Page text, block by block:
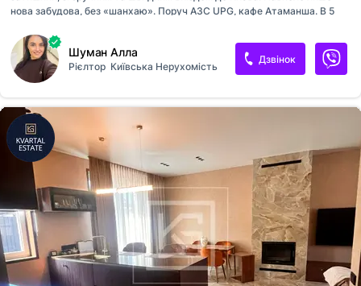
нова забудова, без «шанхаю». Поруч АЗС UPG, кафе Атаманша. В 5
Загальна площа будинку складає 200,6 кв. метрів, на 3х рівнях. На 1-
му поверсі розташовані кабінет, велика вітальня з виходом на терасу,
окрема кухня, великий санвузол, гараж. На проміжному поверсі (над
гаражем) санвузол, гардеробна та сауна. На 2-му поверсі 3 великі
спальні, одна з яких з балконом та санвузлом. Земельна ділянка
площею 5 соток з ландшафтним дизайном (дорослі декоративні
дерева, газони, клумби з квітами) та системою автоматичног...
Шуман Алла
Рієлтор Київська Нерухомість
Дзвінок